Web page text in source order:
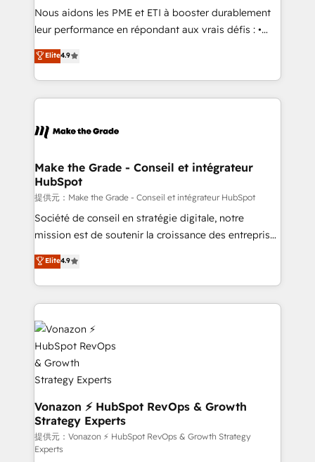
Canada, Germany, France, Belgium, Singapore, and
South Africa. Certified compliant with ISO/IEC
international offices and 175+ employees.
Nous aidons les PME et ETI à booster durablement
leur performance en répondant aux vrais défis : •
Intégration de HubSpot avec d’autres outils (ERP,
téléphonie, etc.) • Alignement des équipes grâce à un
outil et des données partagées • Amélioration de la
collecte et de l’analyse des données pour des
de la productivité des équipes Notre équipe de 30
avec un engagement total, alignant processus
métiers et technologie, et guidant vos équipes à
travers le changement, tout en centrant vos objectifs
d’entreprise. Grâce à une méthodologie éprouvée
auprès de plus de 400 clients, nous comprenons
HubSpot dans votre organisation. Pour toute
question technique ou besoin de structuration de
Elite4.9
Make the Grade - Conseil et intégrateur
HubSpot
提供元：Make the Grade - Conseil et intégrateur HubSpot
Société de conseil en stratégie digitale, notre
mission est de soutenir la croissance des entreprises
B2B à travers l’acquisition de nouveaux clients,
l'intégration CRM et le développement des revenus
auprès de vos comptes existants. En France et à
l'international, nous travaillons avec des ETI
ambitieuses, des grands groupes voulant aller au-
delà d’une simple transformation digitale et des
startups florissantes. Nos 3 grandes expertises sont :
➤ L’intégration de CRM et de méthodologie RevOps
pour aligner les équipes marketing, commerciales et
support client (data migration, synchronisation API,
audit et maintenance) ➤ La création de sites internet
de conversion qui transforment les visiteurs en
opportunités d'affaires ➤ La mise en place de
Elite4.9
Vonazon ⚡ HubSpot RevOps & Growth
Strategy Experts
提供元：Vonazon ⚡ HubSpot RevOps & Growth Strategy
Experts